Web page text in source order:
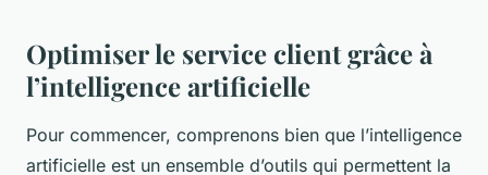
Optimiser le service client grâce à
l’intelligence artificielle
Pour commencer, comprenons bien que l’intelligence
artificielle est un ensemble d’outils qui permettent la